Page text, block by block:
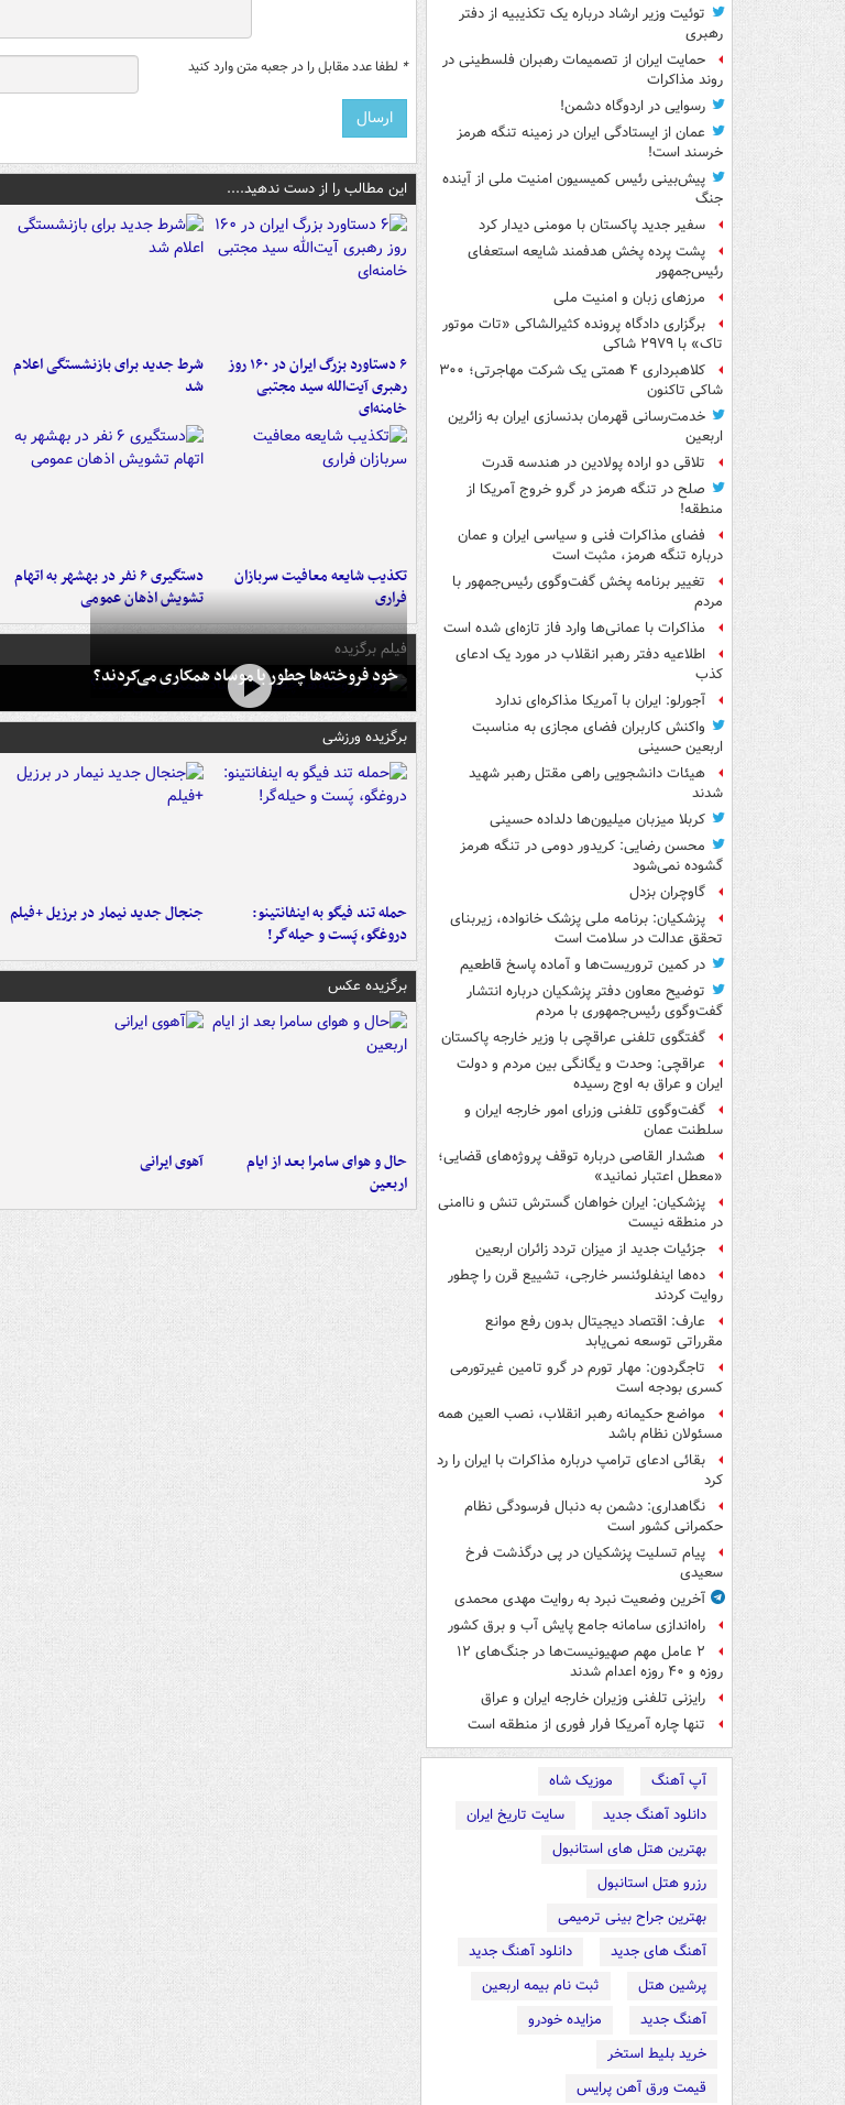
توئیت وزیر ارشاد درباره یک تکذیبیه از دفتر
رهبری
حمایت ایران از تصمیمات رهبران فلسطینی در
روند مذاکرات
رسوایی در اردوگاه دشمن!
عمان از ایستادگی ایران در زمینه تنگه هرمز
خرسند است!
پیش‌بینی رئیس کمیسیون امنیت ملی از آینده
جنگ
سفیر جدید پاکستان با مومنی دیدار کرد
پشت پرده پخش هدفمند شایعه استعفای
رئیس‌جمهور
مرزهای زبان و امنیت ملی
برگزاری دادگاه پرونده کثیرالشاکی «تات موتور
تاک» با ۲۹۷۹ شاکی
کلاهبرداری ۴ همتی یک شرکت مهاجرتی؛ ۳۰۰
شاکی تاکنون
خدمت‌رسانی قهرمان بدنسازی ایران به زائرین
اربعین
تلاقی دو اراده پولادین در هندسه قدرت
صلح در تنگه هرمز در گرو خروج آمریکا از
منطقه!
فضای مذاکرات فنی و سیاسی ایران و عمان
درباره تنگه هرمز، مثبت است
تغییر برنامه پخش گفت‌وگوی رئیس‌جمهور با
مردم
مذاکرات با عمانی‌ها وارد فاز تازه‌ای شده است
اطلاعیه دفتر رهبر انقلاب در مورد یک ادعای
کذب
آجورلو: ایران با آمریکا مذاکره‌ای ندارد
واکنش کاربران فضای مجازی به مناسبت
اربعین حسینی
هیئات دانشجویی راهی مقتل رهبر شهید
شدند
کربلا میزبان میلیون‌ها دلداده حسینی
محسن رضایی: کریدور دومی در تنگه هرمز
گشوده نمی‌شود
گاوچران بزدل
پزشکیان: برنامه ملی پزشک خانواده، زیربنای
تحقق عدالت در سلامت است
در کمین تروریست‌ها و آماده پاسخ قاطعیم
توضیح معاون دفتر پزشکیان درباره انتشار
گفت‌وگوی رئیس‌جمهوری با مردم
گفتگوی تلفنی عراقچی با وزیر خارجه پاکستان
عراقچی: وحدت و یگانگی بین مردم و دولت
ایران و عراق به اوج رسیده
گفت‌وگوی تلفنی وزرای امور خارجه ایران و
سلطنت عمان
هشدار القاصی درباره توقف پروژه‌های قضایی؛
«معطل اعتبار نمانید»
پزشکیان: ایران خواهان گسترش تنش و ناامنی
در منطقه نیست
جزئیات جدید از میزان تردد زائران اربعین
ده‌ها اینفلوئنسر خارجی، تشییع قرن را چطور
روایت کردند
عارف: اقتصاد دیجیتال بدون رفع موانع
مقرراتی توسعه نمی‌یابد
تاجگردون: مهار تورم در گرو تامین غیرتورمی
کسری بودجه است
مواضع حکیمانه رهبر انقلاب، نصب العین همه
مسئولان نظام باشد
بقائی ادعای ترامپ درباره مذاکرات با ایران را رد
کرد
نگاهداری: دشمن به دنبال فرسودگی نظام
حکمرانی کشور است
پیام تسلیت پزشکیان در پی درگذشت فرخ
سعیدی
آخرین وضعیت نبرد به روایت مهدی محمدی
راه‌اندازی سامانه جامع پایش آب و برق کشور
۲ عامل مهم صهیونیست‌ها در جنگ‌های ۱۲
روزه و ۴۰ روزه اعدام شدند
رایزنی تلفنی وزیران خارجه ایران و عراق
تنها چاره آمریکا فرار فوری از منطقه است
آپ آهنگ
موزیک شاه
دانلود آهنگ جدید
سایت تاریخ ایران
بهترین هتل های استانبول
رزرو هتل استانبول
بهترین جراح بینی ترمیمی
آهنگ های جدید
دانلود آهنگ جدید
پرشین هتل
ثبت نام بیمه اربعین
آهنگ جدید
مزایده خودرو
خرید بلیط استخر
قیمت ورق آهن پرایس
* لطفا عدد مقابل را در جعبه متن وارد کنید
این مطالب را از دست ندهید....
۶ دستاورد بزرگ ایران در ۱۶۰ روز
رهبری آیت‌الله سید مجتبی
خامنه‌ای
شرط جدید برای بازنشستگی اعلام
شد
تکذیب شایعه معافیت سربازان
فراری
دستگیری ۶ نفر در بهشهر به اتهام
تشویش اذهان عمومی
فیلم برگزیده
خود فروخته‌ها چطور با موساد همکاری می‌کردند؟
برگزیده ورزشی
حمله تند فیگو به اینفانتینو:
دروغگو، پَست‌ و حیله‌گر!
جنجال جدید نیمار در برزیل +فیلم
برگزیده عکس
حال و هوای سامرا بعد از ایام
اربعین
آهوی ایرانی